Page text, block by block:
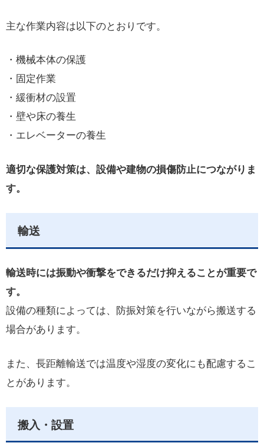
主な作業内容は以下のとおりです。
・機械本体の保護
・固定作業
・緩衝材の設置
・壁や床の養生
・エレベーターの養生
適切な保護対策は、設備や建物の損傷防止につながりま
す。
輸送
輸送時には振動や衝撃をできるだけ抑えることが重要で
す。
設備の種類によっては、防振対策を行いながら搬送する
場合があります。
また、長距離輸送では温度や湿度の変化にも配慮するこ
とがあります。
搬入・設置